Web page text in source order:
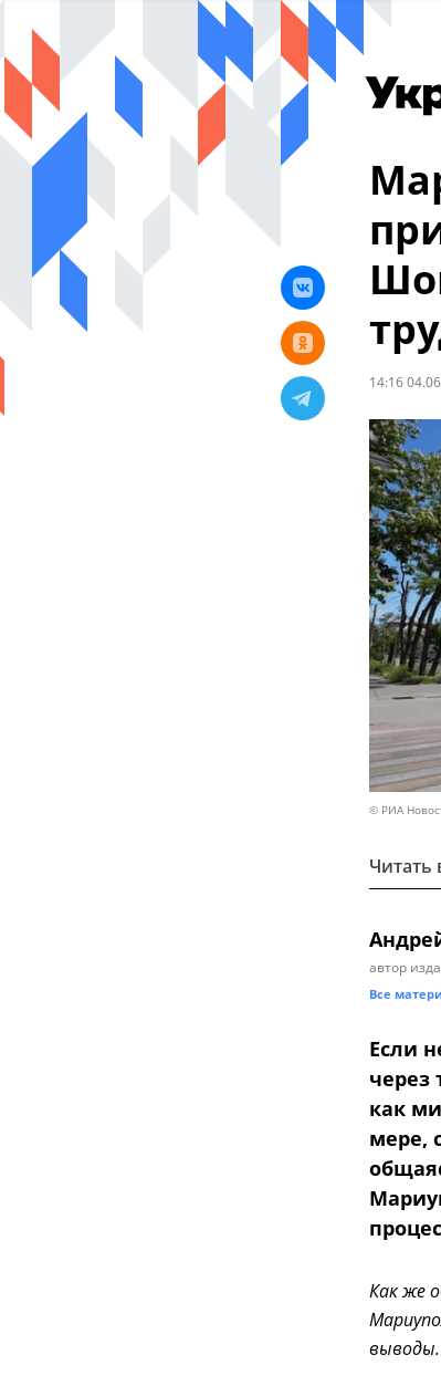
14:16
© РИА
Читать
автор
Все
Если
через
как
мере,
Как же
выводы.